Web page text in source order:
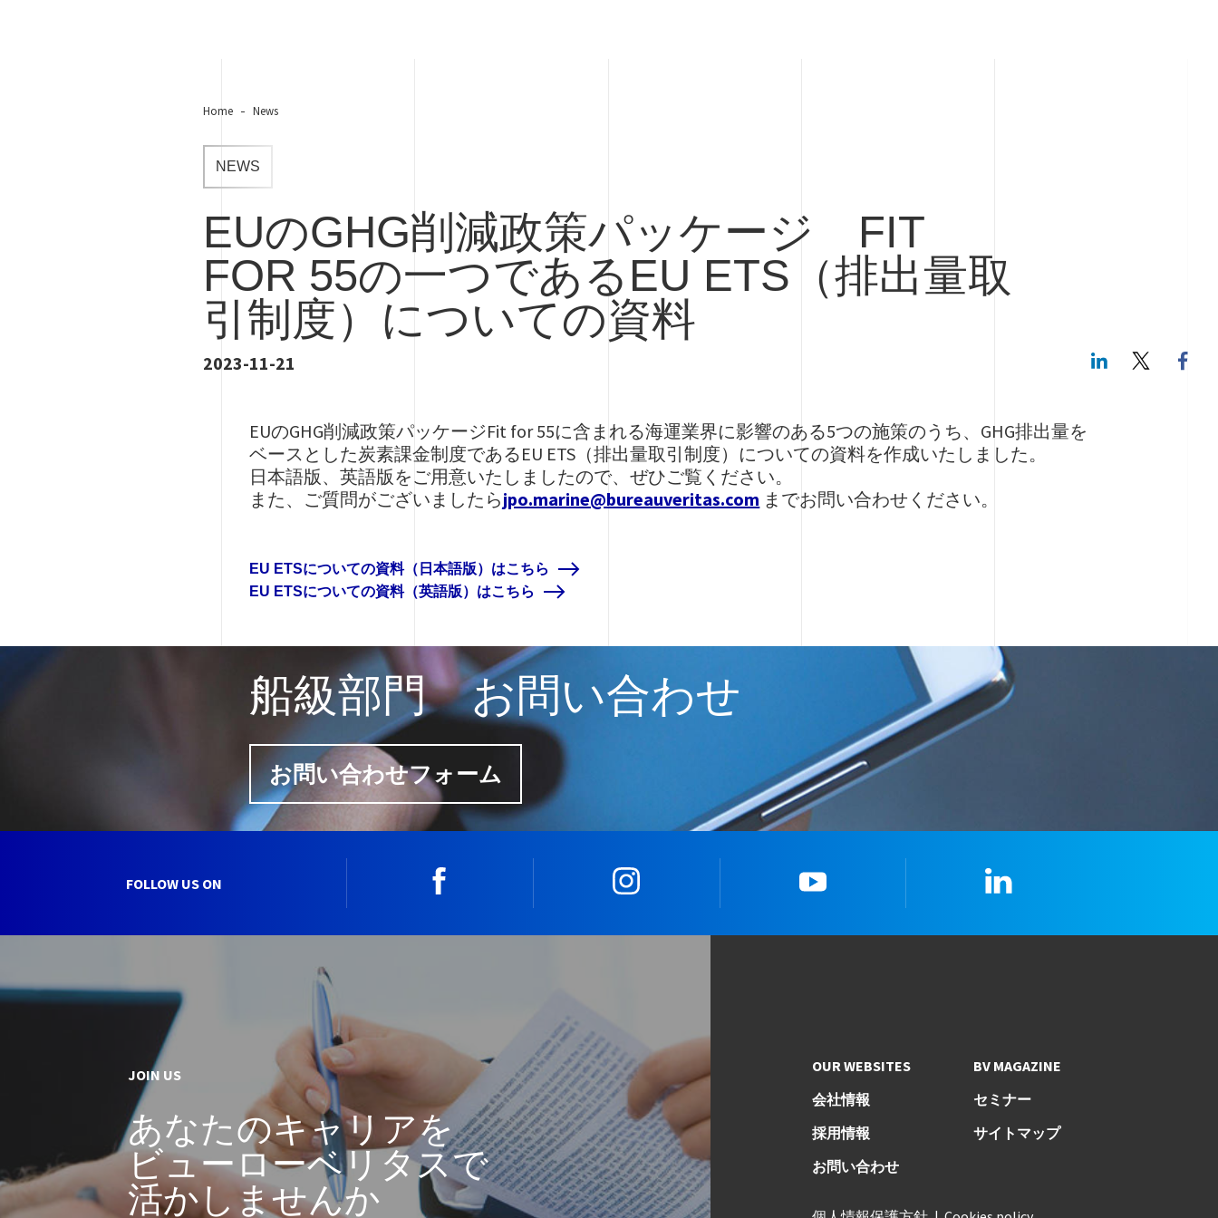
Home News
NEWS
EUのGHG削減政策パッケージ FIT
FOR 55の一つであるEU ETS（排出量取
引制度）についての資料
2023-11-21 LinkedIn
EUのGHG削減政策パッケージFit for 55に含まれる海運業界に影響のある5つの施策のうち、GHG排出量を
ベースとした炭素課金制度であるEU ETS（排出量取引制度）についての資料を作成いたしました。
日本語版、英語版をご用意いたしましたので、ぜひご覧ください。
また、ご質問がございましたらjpo.marine@bureauveritas.com までお問い合わせください。
EU ETSについての資料（日本語版）はこちら
EU ETSについての資料（英語版）はこちら
船級部門 お問い合わせ
お問い合わせフォーム
FOLLOW US ON
JOIN US
あなたのキャリアを
ビューローベリタスで
活かしませんか
OUR WEBSITES
会社情報
採用情報
お問い合わせ
BV MAGAZINE
セミナー
サイトマップ